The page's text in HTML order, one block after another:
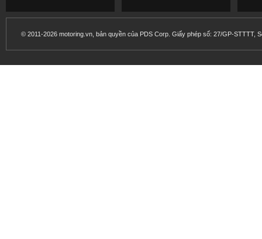
© 2011-2026 motoring.vn, bản quyền của PDS Corp. Giấy phép số: 27/GP-STTTT,